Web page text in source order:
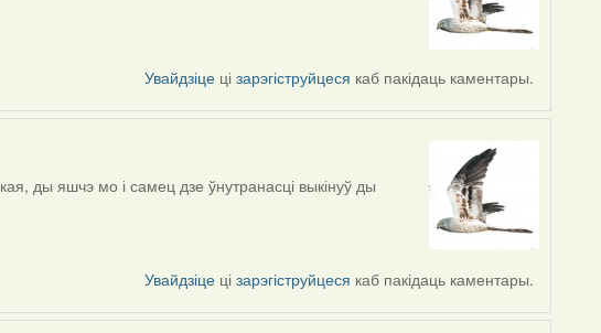
Увайдзіце цізарэгіструйцеся каб пакідаць каментары.
ды яшчэ мо і самец дзе ўнутранасці выкінуў ды
Увайдзіце цізарэгіструйцеся каб пакідаць каментары.